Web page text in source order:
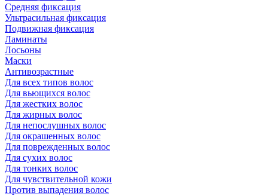
Средняя фиксация
Ультрасильная фиксация
Подвижная фиксация
Ламинаты
Лосьоны
Маски
Антивозрастные
Для всех типов волос
Для вьющихся волос
Для жестких волос
Для жирных волос
Для непослушных волос
Для окрашенных волос
Для поврежденных волос
Для сухих волос
Для тонких волос
Для чувствительной кожи
Против выпадения волос